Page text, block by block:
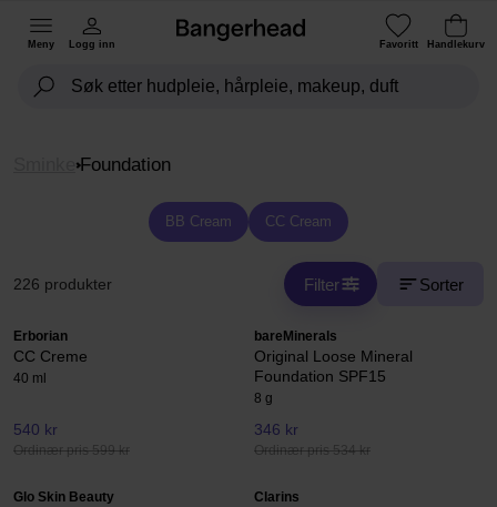
Meny Logg inn Favoritt Handlekurv
Foundation
BB Cream CC Cream
226 produkter Filter Sorter
Erborian
CC Creme
40 ml
540 kr
Ordinær pris 599 kr
bareMinerals
Original Loose Mineral
Foundation SPF15
8 g
346 kr
Ordinær pris 534 kr
Glo Skin Beauty Clarins